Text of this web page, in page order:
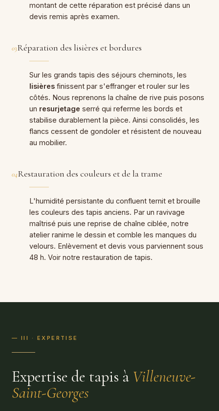
montant de cette réparation est précisé dans un
devis remis après examen.
03Réparation des lisières et bordures
Sur les grands tapis des séjours cheminots, les
lisières finissent par s'effranger et rouler sur les
côtés. Nous reprenons la chaîne de rive puis posons
un resurjetage serré qui referme les bords et
stabilise durablement la pièce. Ainsi consolidés, les
flancs cessent de gondoler et résistent de nouveau
au mobilier.
04Restauration des couleurs et de la trame
L'humidité persistante du confluent ternit et brouille
les couleurs des tapis anciens. Par un ravivage
maîtrisé puis une reprise de chaîne ciblée, notre
atelier ranime le dessin et comble les manques du
velours. Enlèvement et devis vous parviennent sous
48 h. Voir notre restauration de tapis.
— III · EXPERTISE
Expertise de tapis à Villeneuve-
Saint-Georges